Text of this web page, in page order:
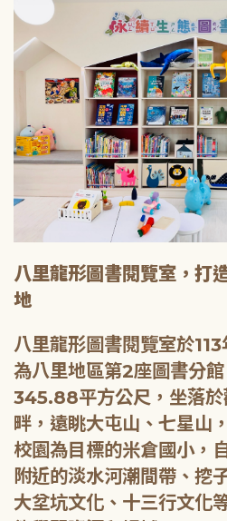
八里龍形圖書閱覽室，打
地
八里龍形圖書閱覽室於
為八里地區第2座圖書分
345.88平方公尺，坐落於
畔，遠眺大屯山、七星山
校園為目標的米倉國小，
附近的淡水河潮間帶、挖
大坌坑文化、十三行文化